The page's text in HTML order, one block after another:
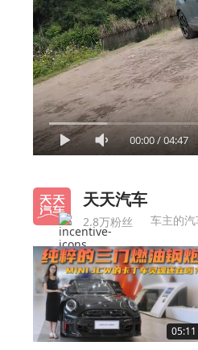
00:00/04:47
天天汽车
2.8万粉丝 车主的
05:11